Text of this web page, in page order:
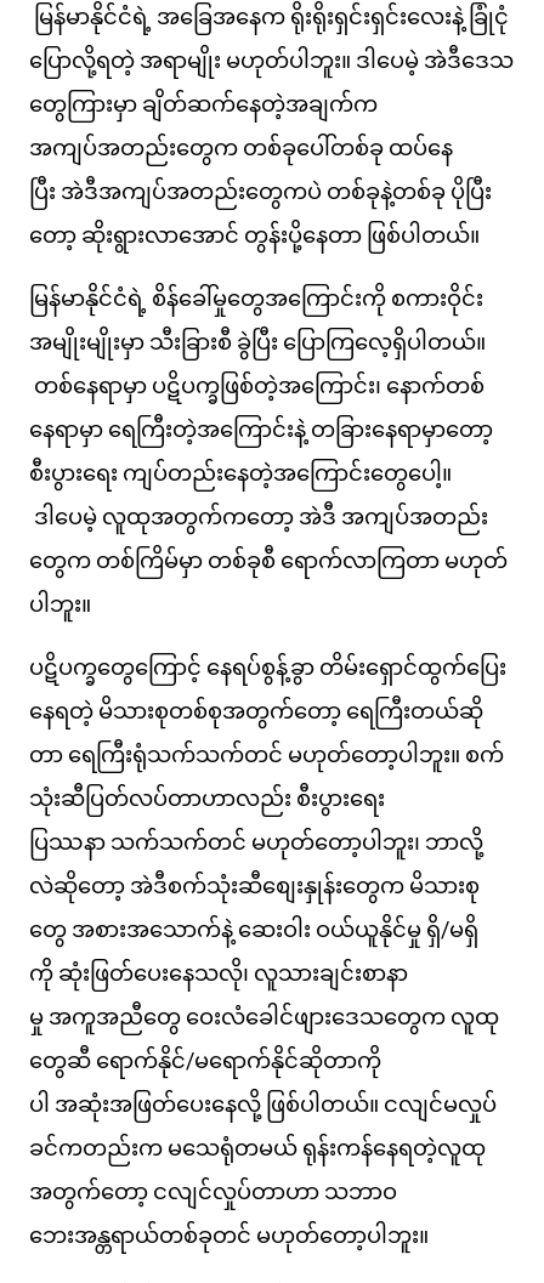
မြန်မာနိုင်ငံရဲ့ အခြေအနေက ရိုးရိုးရှင်းရှင်းလေးနဲ့ ခြုံငုံ
ပြောလို့ရတဲ့ အရာမျိုး မဟုတ်ပါဘူး။ ဒါပေမဲ့ အဲဒီဒေသ
တွေကြားမှာ ချိတ်ဆက်နေတဲ့အချက်က
အကျပ်အတည်းတွေက တစ်ခုပေါ်တစ်ခု ထပ်နေ
ပြီး အဲဒီအကျပ်အတည်းတွေကပဲ တစ်ခုနဲ့တစ်ခု ပိုပြီး
တော့ ဆိုးရွားလာအောင် တွန်းပို့နေတာ ဖြစ်ပါတယ်။
မြန်မာနိုင်ငံရဲ့ စိန်ခေါ်မှုတွေအကြောင်းကို စကားဝိုင်း
အမျိုးမျိုးမှာ သီးခြားစီ ခွဲပြီး ပြောကြလေ့ရှိပါတယ်။
တစ်နေရာမှာ ပဋိပက္ခဖြစ်တဲ့အကြောင်း၊ နောက်တစ်
နေရာမှာ ရေကြီးတဲ့အကြောင်းနဲ့ တခြားနေရာမှာတော့
စီးပွားရေး ကျပ်တည်းနေတဲ့အကြောင်းတွေပေါ့။
ဒါပေမဲ့ လူထုအတွက်ကတော့ အဲဒီ အကျပ်အတည်း
တွေက တစ်ကြိမ်မှာ တစ်ခုစီ ရောက်လာကြတာ မဟုတ်
ပါဘူး။
ပဋိပက္ခတွေကြောင့် နေရပ်စွန့်ခွာ တိမ်းရှောင်ထွက်ပြေး
နေရတဲ့ မိသားစုတစ်စုအတွက်တော့ ရေကြီးတယ်ဆို
တာ ရေကြီးရုံသက်သက်တင် မဟုတ်တော့ပါဘူး။ စက်
သုံးဆီပြတ်လပ်တာဟာလည်း စီးပွားရေး
ပြဿနာ သက်သက်တင် မဟုတ်တော့ပါဘူး၊ ဘာလို့
လဲဆိုတော့ အဲဒီစက်သုံးဆီစျေးနှုန်းတွေက မိသားစု
တွေ အစားအသောက်နဲ့ ဆေးဝါး ဝယ်ယူနိုင်မှု ရှိ/မရှိ
ကို ဆုံးဖြတ်ပေးနေသလို၊ လူသားချင်းစာနာ
မှု အကူအညီတွေ ဝေးလံခေါင်ဖျားဒေသတွေက လူထု
တွေဆီ ရောက်နိုင်/မရောက်နိုင်ဆိုတာကို
ပါ အဆုံးအဖြတ်ပေးနေလို့ ဖြစ်ပါတယ်။ ငလျင်မလှုပ်
ခင်ကတည်းက မသေရုံတမယ် ရုန်းကန်နေရတဲ့လူထု
အတွက်တော့ ငလျင်လှုပ်တာဟာ သဘာဝ
ဘေးအန္တရာယ်တစ်ခုတင် မဟုတ်တော့ပါဘူး။